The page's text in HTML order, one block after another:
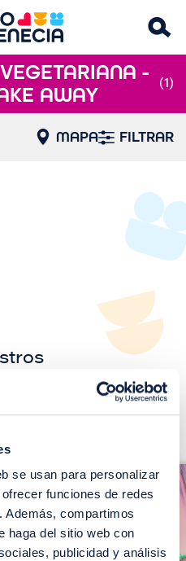
se usan para personalizar
funciones de redes
Además, compartimos
haga del sitio web con
publicidad y análisis
-
AWAY
(1)
MAPA FILTRAR
I
m